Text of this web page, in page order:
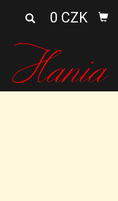
0 CZK